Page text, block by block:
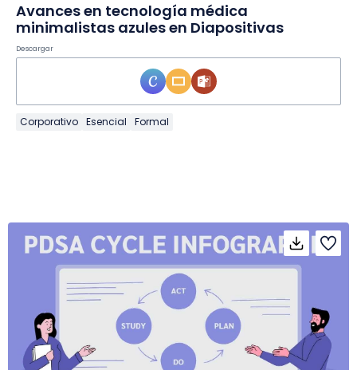
Avances en tecnología médica
minimalistas azules en Diapositivas
Descargar
Corporativo Esencial Formal